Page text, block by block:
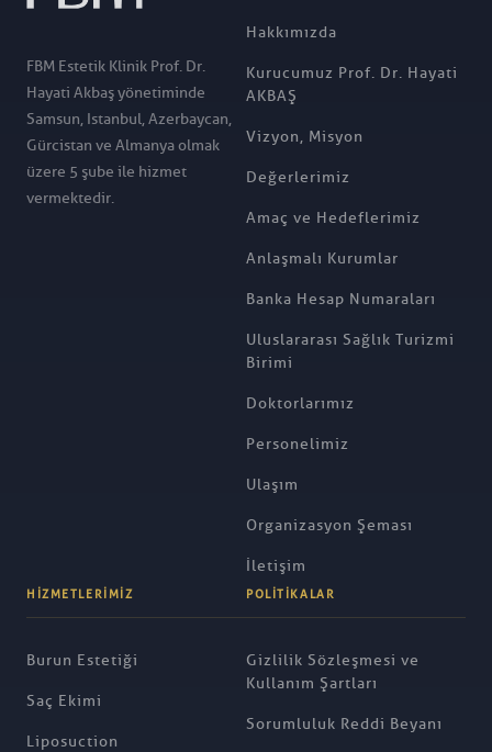
FBM Estetik Klinik Prof. Dr.
Hayati Akbaş yönetiminde
Samsun, Istanbul, Azerbaycan,
Gürcistan ve Almanya olmak
üzere 5 şube ile hizmet
vermektedir.
Hakkımızda
Kurucumuz Prof. Dr. Hayati
AKBAŞ
Vizyon, Misyon
Değerlerimiz
Amaç ve Hedeflerimiz
Anlaşmalı Kurumlar
Banka Hesap Numaraları
Uluslararası Sağlık Turizmi
Birimi
Doktorlarımız
Personelimiz
Ulaşım
Organizasyon Şeması
İletişim
HIZMETLERIMIZ
Burun Estetiği
Saç Ekimi
Liposuction
POLITIKALAR
Gizlilik Sözleşmesi ve
Kullanım Şartları
Sorumluluk Reddi Beyanı